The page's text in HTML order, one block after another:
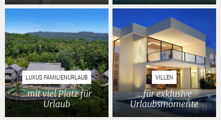
LUXUS FAMILIENURLAUB
...mit viel Platz für
Urlaub
VILLEN
...für exklusive
Urlaubsmomente